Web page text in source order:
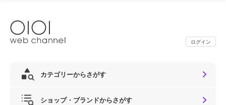
ログイン
カテゴリーからさがす
ショップ・ブランドからさがす